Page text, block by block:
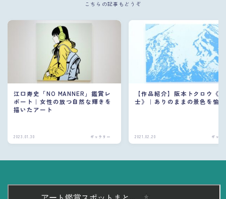
こちらの記事もどうぞ
江口寿史「NO MANNER」鑑賞レ
ポート｜女性の放つ自然な輝きを
描いたアート
2023.01.30 ギャラリー
【作品紹介】阪本トクロウ《富
士》｜ありのままの景色を愉
2021.02.20 ギャラ